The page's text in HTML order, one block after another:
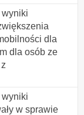
wyniki
dla
dla osób ze
wyniki
w sprawie